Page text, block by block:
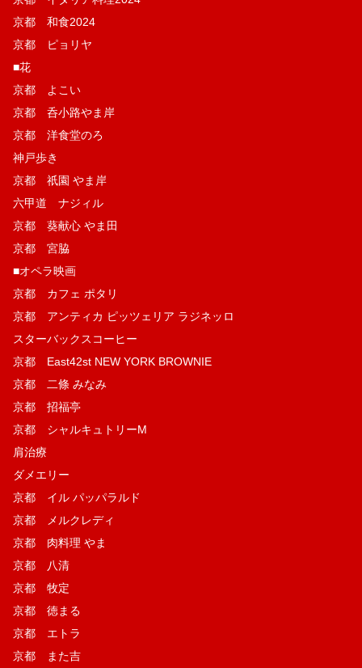
京都 和食2024
京都 ピョリヤ
■花
京都 よこい
京都 呑小路やま岸
京都 洋食堂のろ
神戸歩き
京都 祇園 やま岸
六甲道 ナジィル
京都 葵献心 やま田
京都 宮脇
■オペラ映画
京都 カフェ ポタリ
京都 アンティカ ピッツェリア ラジネッロ
スターバックスコーヒー
京都 East42st NEW YORK BROWNIE
京都 二條 みなみ
京都 招福亭
京都 シャルキュトリーM
肩治療
ダメエリー
京都 イル パッパラルド
京都 メルクレディ
京都 肉料理 やま
京都 八清
京都 牧定
京都 徳まる
京都 エトラ
京都 また吉